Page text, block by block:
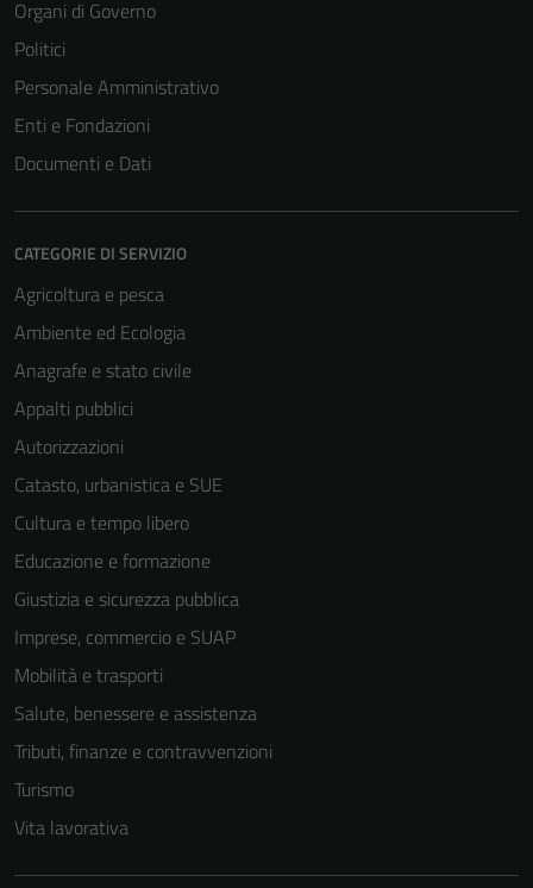
Organi di Governo
Politici
Personale Amministrativo
Enti e Fondazioni
Documenti e Dati
CATEGORIE DI SERVIZIO
Agricoltura e pesca
Ambiente ed Ecologia
Anagrafe e stato civile
Appalti pubblici
Autorizzazioni
Catasto, urbanistica e SUE
Cultura e tempo libero
Educazione e formazione
Giustizia e sicurezza pubblica
Imprese, commercio e SUAP
Mobilità e trasporti
Salute, benessere e assistenza
Tributi, finanze e contravvenzioni
Turismo
Vita lavorativa